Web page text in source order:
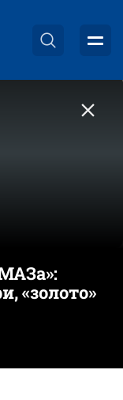
«золото»